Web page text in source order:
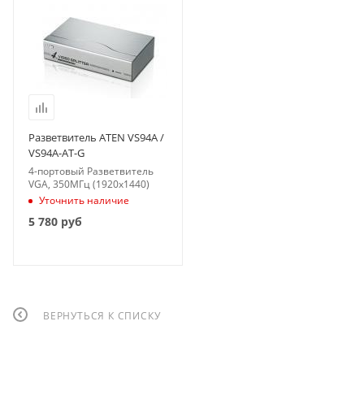
Разветвитель ATEN VS94A /
VS94A-AT-G
4-портовый Разветвитель
VGA, 350МГц (1920x1440)
Уточнить наличие
5 780 руб
ВЕРНУТЬСЯ К СПИСКУ